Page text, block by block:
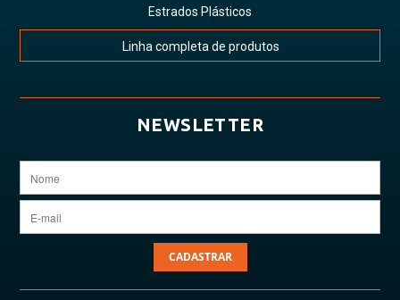
Estrados Plásticos
Linha completa de produtos
NEWSLETTER
CADASTRAR